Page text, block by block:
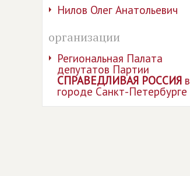
Нилов Олег Анатольевич
организации
Региональная Палата
депутатов Партии
СПРАВЕДЛИВАЯ РОССИЯ в
городе Санкт-Петербурге